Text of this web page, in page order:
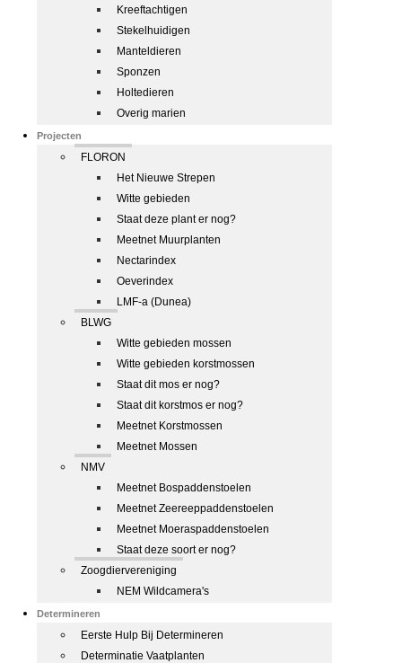
Kreeftachtigen
Stekelhuidigen
Manteldieren
Sponzen
Holtedieren
Overig marien
Projecten
FLORON
Het Nieuwe Strepen
Witte gebieden
Staat deze plant er nog?
Meetnet Muurplanten
Nectarindex
Oeverindex
LMF-a (Dunea)
BLWG
Witte gebieden mossen
Witte gebieden korstmossen
Staat dit mos er nog?
Staat dit korstmos er nog?
Meetnet Korstmossen
Meetnet Mossen
NMV
Meetnet Bospaddenstoelen
Meetnet Zeereeppaddenstoelen
Meetnet Moeraspaddenstoelen
Staat deze soort er nog?
Zoogdiervereniging
NEM Wildcamera's
Determineren
Eerste Hulp Bij Determineren
Determinatie Vaatplanten